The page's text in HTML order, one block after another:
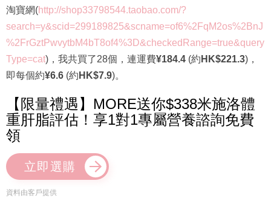
淘寶網(http://shop33798544.taobao.com/?
search=y&scid=299189825&scname=of6%2FqM2os%2BnJ
%2FrGztPwvytbM4bT8of4%3D&checkedRange=true&query
Type=cat)，我共買了28個，連運費¥184.4 (約 HK$221.3)，
即每個約¥6.6 (約 HK$7.9)。
【限量禮遇】MORE送你$338米施洛體
重肝脂評估！享1對1專屬營養諮詢免費
領
立即選購
資料由客戶提供